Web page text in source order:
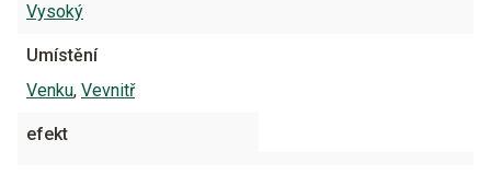
Vysoký
Umístění
Venku, Vevnitř
efekt